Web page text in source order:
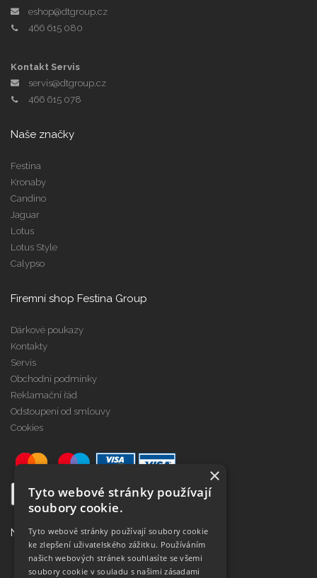
eshop@dtgroup.cz
466 615 080
Kontakt Servis
servis@dtgroup.cz
466 615 078
Naše značky
Festina
Kronaby
Candino
Jaguar
Lotus
Lotus Style
Calypso
Firemní shop Festina Group
Dárkové poukazy
Kontakty
Servis
Obchodní podmínky
Reklamační řád
Odstoupení od smlouvy
Cookies
Najdete nás na
×
Tyto webové stránky používají
soubory cookie.
Tyto webové stránky používají soubory cookie
ke zlepšení uživatelského zážitku. Používáním
našich webových stránek souhlasíte se všemi
soubory cookie v souladu s našimi zásadami